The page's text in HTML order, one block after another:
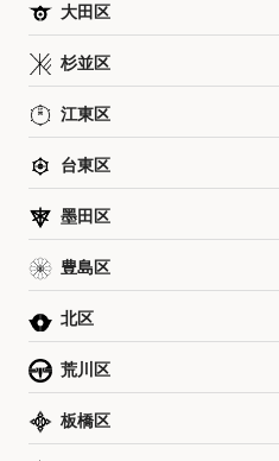
大田区
杉並区
江東区
台東区
墨田区
豊島区
北区
荒川区
板橋区